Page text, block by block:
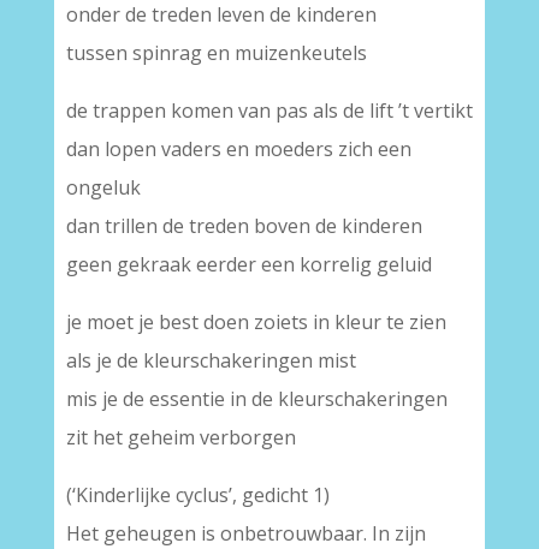
onder de treden leven de kinderen
tussen spinrag en muizenkeutels
de trappen komen van pas als de lift ’t vertikt
dan lopen vaders en moeders zich een
ongeluk
dan trillen de treden boven de kinderen
geen gekraak eerder een korrelig geluid
je moet je best doen zoiets in kleur te zien
als je de kleurschakeringen mist
mis je de essentie in de kleurschakeringen
zit het geheim verborgen
(‘Kinderlijke cyclus’, gedicht 1)
Het geheugen is onbetrouwbaar. In zijn